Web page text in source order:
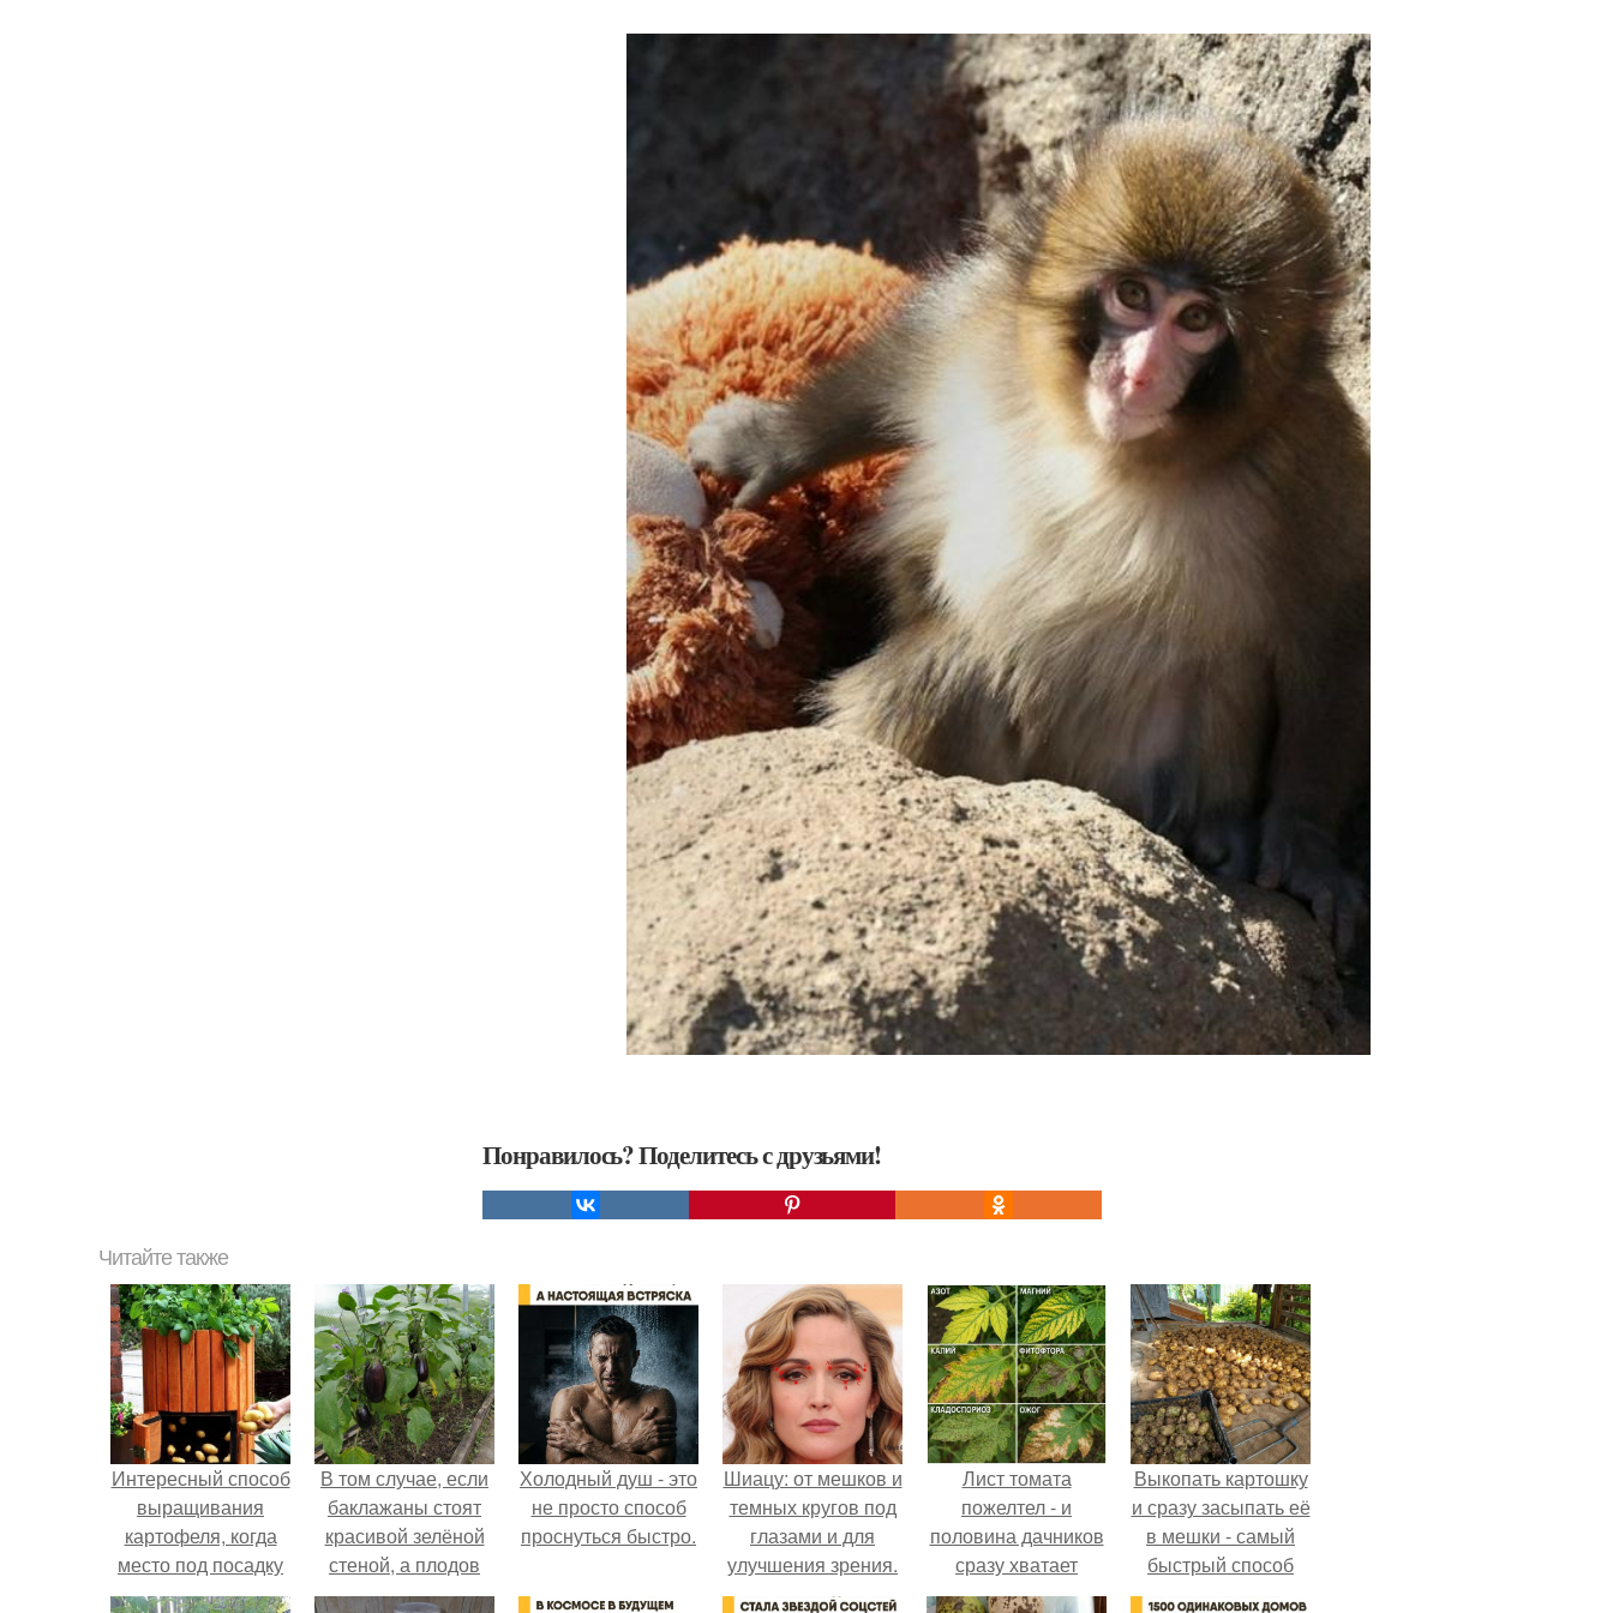
Понравилось? Поделитесь с друзьями!
Читайте также
Интересный способ
выращивания
картофеля, когда
место под посадку
ограничено.
В том случае, если
баклажаны стоят
красивой зелёной
стеной, а плодов
почти не видно -
Холодный душ - это
не просто способ
проснуться быстро.
Шиацу: от мешков и
темных кругов под
глазами и для
улучшения зрения.
Лист томата
пожелтел - и
половина дачников
сразу хватает
удобрение.
Выкопать картошку
и сразу засыпать её
в мешки - самый
быстрый способ
спрятать вместе с